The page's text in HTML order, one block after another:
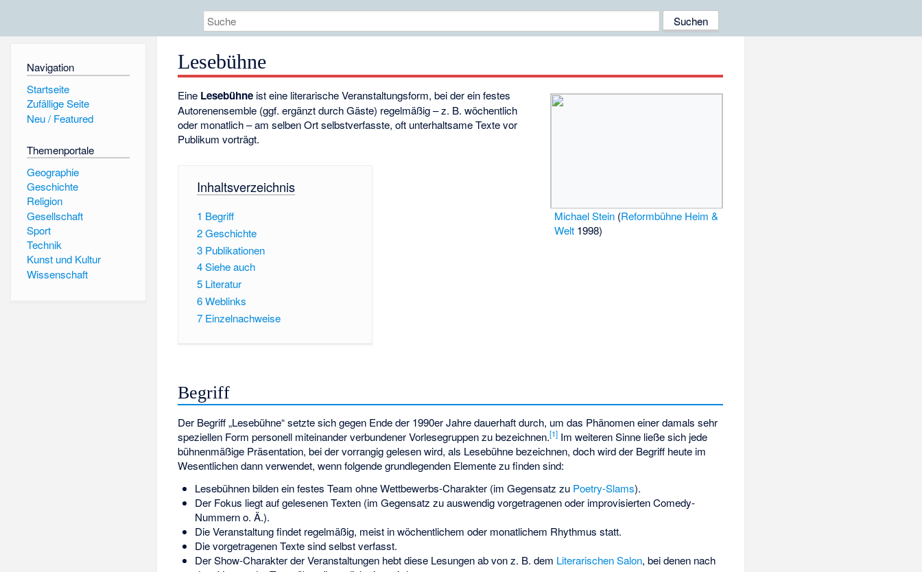
Navigation
Startseite
Zufällige Seite
Neu / Featured
Themenportale
Geographie
Geschichte
Religion
Gesellschaft
Sport
Technik
Kunst und Kultur
Wissenschaft
Lesebühne
Michael Stein (Reformbühne Heim &
Welt 1998)
Eine Lesebühne ist eine literarische Veranstaltungsform, bei der ein festes
Autorenensemble (ggf. ergänzt durch Gäste) regelmäßig – z. B. wöchentlich
oder monatlich – am selben Ort selbstverfasste, oft unterhaltsame Texte vor
Publikum vorträgt.
Inhaltsverzeichnis
1 Begriff
2Geschichte
3 Publikationen
4Siehe auch
5 Literatur
6Weblinks
7 Einzelnachweise
Begriff
Der Begriff „Lesebühne“ setzte sich gegen Ende der 1990er Jahre dauerhaft durch, um das Phänomen einer damals sehr
speziellen Form personell miteinander verbundener Vorlesegruppen zu bezeichnen.[1] Im weiteren Sinne ließe sich jede
bühnenmäßige Präsentation, bei der vorrangig gelesen wird, als Lesebühne bezeichnen, doch wird der Begriff heute im
Wesentlichen dann verwendet, wenn folgende grundlegenden Elemente zu finden sind:
Lesebühnen bilden ein festes Team ohne Wettbewerbs-Charakter (im Gegensatz zu Poetry-Slams).
Der Fokus liegt auf gelesenen Texten (im Gegensatz zu auswendig vorgetragenen oder improvisierten Comedy-
Nummern o. Ä.).
Die Veranstaltung findet regelmäßig, meist in wöchentlichem oder monatlichem Rhythmus statt.
Die vorgetragenen Texte sind selbst verfasst.
Der Show-Charakter der Veranstaltungen hebt diese Lesungen ab von z. B. dem Literarischen Salon, bei denen nach